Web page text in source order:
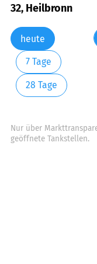
32, Heilbronn
heute
7 Tage
28 Tage
Nur über
geöffnete Tankstellen.